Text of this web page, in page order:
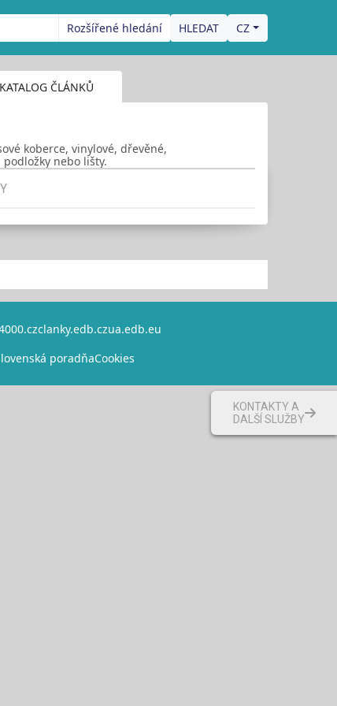
Rozšířené hledání CZ
KATALOG ČLÁNKŮ
koberce, vinylové, dřevěné,
nebo lišty.
clanky.edb.czua.edb.eu
poradňaCookies
KONTAKTY A
DALŠÍ SLUŽBY